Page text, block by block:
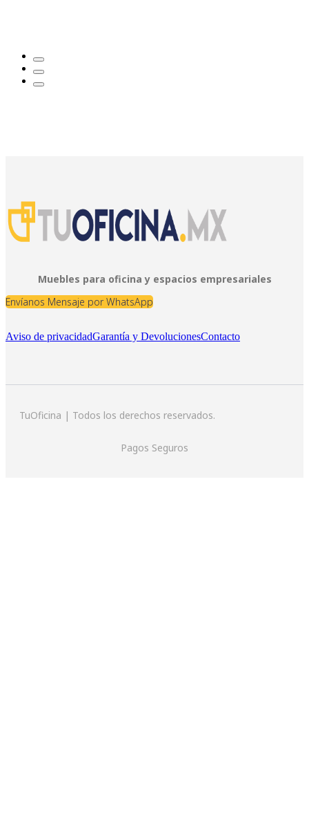
Muebles para oficina y espacios empresariales
Envíanos Mensaje por WhatsApp
Aviso de privacidadGarantía y DevolucionesContacto
TuOficina | Todos los derechos reservados.
Pagos Seguros